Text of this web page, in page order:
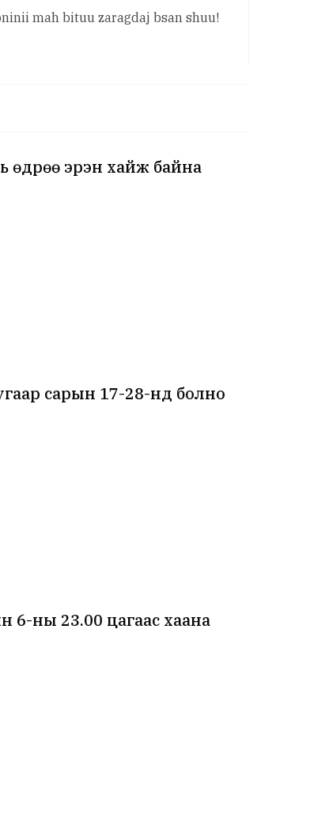
mah bituu zaragdaj bsan shuu!
өдрөө эрэн хайж байна
сарын 17-28-нд болно
6-ны 23.00 цагаас хаана